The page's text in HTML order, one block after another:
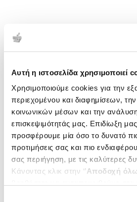
Αυτή η ιστοσελίδα χρησιμοποιεί
Χρησιμοποιούμε cookies για την
περιεχομένου και διαφημίσεων,
κοινωνικών μέσων και την
επισκεψιμότητάς μας. Επιδίωξη μας
προσφέρουμε μία όσο το δυνατό πιο
προτιμήσεις σας και πιο
σας περιήγηση, με τις καλύτερες
Κάνοντας κλικ στην ‘’Αποδοχή